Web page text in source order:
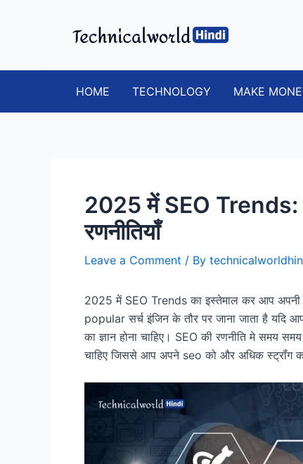
HOME TECHNOLOGY MAKE
2025 में SEO Trends:
रणनीतियाँ
Leave a Comment / By
2025 में SEO Trends का इस्तेमाल कर आप
popular सर्च इंजिन के तौर पर जाना जाता है
का ज्ञान होना चाहिए। SEO की रणनीति मे समय
चाहिए जिससे आप अपने seo को और अधिक स्ट्रॉंग